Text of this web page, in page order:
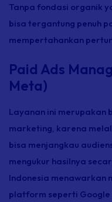
Tanpa fondasi organik
bisa tergantung penuh
mempertahankan
Paid Ads
Meta)
Layanan ini merupakan
marketing, karena
bisa menjangkau
mengukur hasilnya
Indonesia menawarkan
platform seperti